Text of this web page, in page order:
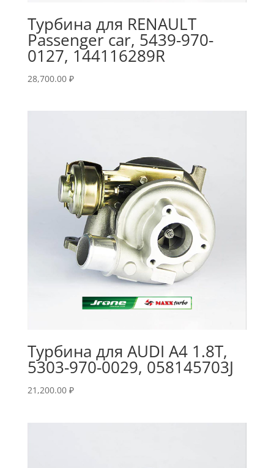
Турбина для RENAULT
Passenger car, 5439-970-
0127, 144116289R
28,700.00 ₽
Турбина для AUDI A4 1.8T,
5303-970-0029, 058145703J
21,200.00 ₽